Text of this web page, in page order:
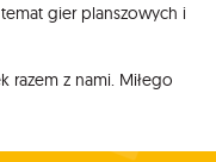
gier planszowych i
razem z nami. Miłego